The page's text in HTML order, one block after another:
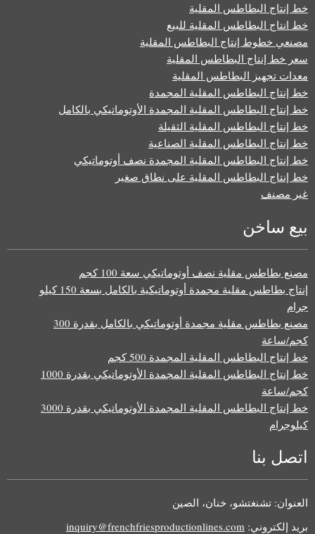
خط إنتاج البطاطس المقلية
خط انتاج البطاطس المقلية للبيع
مصنعي خطوط إنتاج البطاطس المقلية
سعر خط إنتاج البطاطس المقلية
معدات تجهيز البطاطس المقلية
خط إنتاج البطاطس المقلية المجمدة
خط إنتاج البطاطس المقلية المجمدة الأوتوماتيكي بالكامل
خط إنتاج البطاطس المقلية الثقيلة
خط إنتاج البطاطس المقلية الصناعية
خط إنتاج البطاطس المقلية المجمدة نصف أوتوماتيكي
خط إنتاج البطاطس المقلية على نطاق صغير
غير مصنف
بيع ساخن
مصنع بطاطس مقلية نصف أوتوماتيكي سعة 100 كجم
إنتاج بطاطس مقلية مجمدة أوتوماتيكية بالكامل بسعة 150 كيلو
جرام
مصنع بطاطس مقلية مجمدة أوتوماتيكي بالكامل بقدرة 300
كجم/ساعة
خط إنتاج البطاطس المقلية المجمدة 500 كجم
خط إنتاج البطاطس المقلية المجمدة الأوتوماتيكي بقدرة 1000
كجم/ساعة
خط إنتاج البطاطس المقلية المجمدة الأوتوماتيكي بقدرة 3000
كيلوجرام
اتصل بنا
العنوان: تشنغتشو، خنان، الصين
بريد إلكتروني:inquiry@frenchfriesproductionlines.com